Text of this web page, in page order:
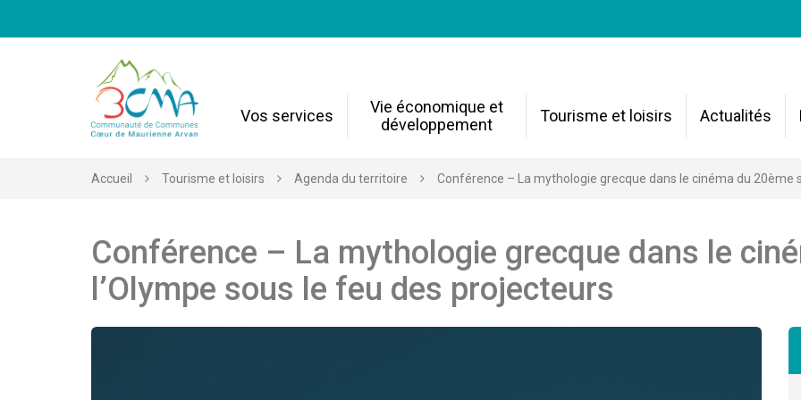
Vos services
Vie économique et
développement
Tourisme et loisirs Actualités
Accueil Tourisme et loisirs Agenda du territoire Conférence – La mythologie grecque dans le cinéma du 20ème
Conférence – La mythologie grecque dans le
l’Olympe sous le feu des projecteurs